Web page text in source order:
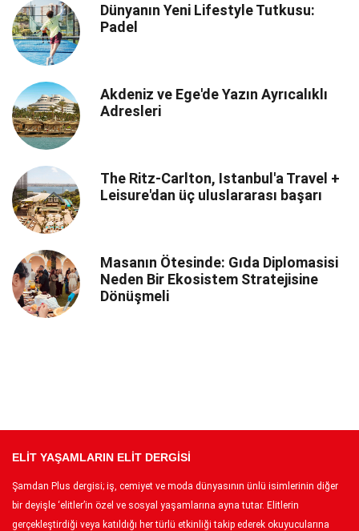
Dünyanın Yeni Lifestyle Tutkusu:
Padel
Akdeniz ve Ege'de Yazın Ayrıcalıklı
Adresleri
The Ritz-Carlton, Istanbul'a Travel +
Leisure'dan üç uluslararası başarı
Masanın Ötesinde: Gıda Diplomasisi
Neden Bir Ekosistem Stratejisine
Dönüşmeli
ELİT YAŞAMLARIN ELİT DERGİSİ
Şamdan Plus dergisi; iş, cemiyet ve moda dünyasının ünlü isimlerinin diğer
bir deyişle ‘elitler’in özel ve sosyal yaşamlarına ayna tutar. Elitlerin
gerçekleştirdiği veya katıldığı her türlü etkinliği takip ederek okuyucularına